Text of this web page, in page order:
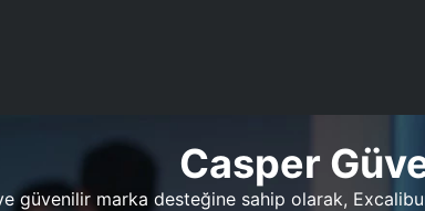
Casper
güvenilir marka desteğine sahip olarak,